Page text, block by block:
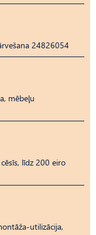
24826054
mēbeļu
līdz 200 eiro
utilizācija,